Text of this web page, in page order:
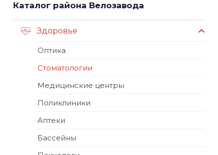
Каталог района Велозавода
Здоровье
Оптика
Стоматологии
Медицинские центры
Поликлиники
Аптеки
Бассейны